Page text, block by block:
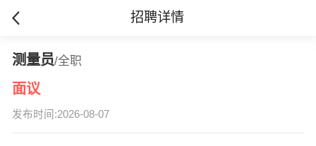
招聘详情
测量员/全职
面议
发布时间:2026-08-07